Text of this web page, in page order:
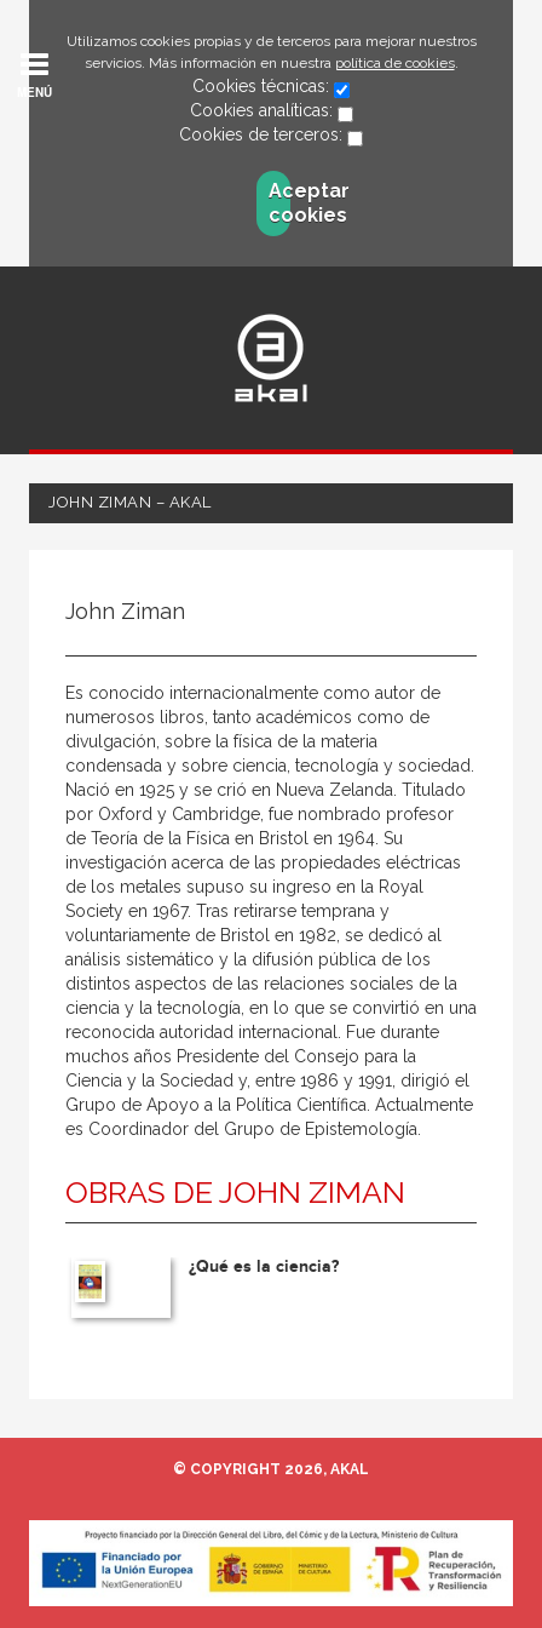
Utilizamos cookies propias y de terceros para mejorar nuestros
servicios. Más información en nuestra política de cookies.
Cookies técnicas:
Cookies analíticas:
Cookies de terceros:
Aceptar
cookies
MENÚ
JOHN ZIMAN – AKAL
Coordinador
Editora
Escritor
Escritora
Ilustrador
Prologuista
Traductor
Traductora
John Ziman
Es conocido internacionalmente como autor de
numerosos libros, tanto académicos como de
divulgación, sobre la física de la materia
condensada y sobre ciencia, tecnología y sociedad.
Nació en 1925 y se crió en Nueva Zelanda. Titulado
por Oxford y Cambridge, fue nombrado profesor
de Teoría de la Física en Bristol en 1964. Su
investigación acerca de las propiedades eléctricas
de los metales supuso su ingreso en la Royal
Society en 1967. Tras retirarse temprana y
voluntariamente de Bristol en 1982, se dedicó al
análisis sistemático y la difusión pública de los
distintos aspectos de las relaciones sociales de la
ciencia y la tecnología, en lo que se convirtió en una
reconocida autoridad internacional. Fue durante
muchos años Presidente del Consejo para la
Ciencia y la Sociedad y, entre 1986 y 1991, dirigió el
Grupo de Apoyo a la Política Científica. Actualmente
es Coordinador del Grupo de Epistemología.
OBRAS DE JOHN ZIMAN
¿Qué es la ciencia?
© COPYRIGHT 2026, AKAL